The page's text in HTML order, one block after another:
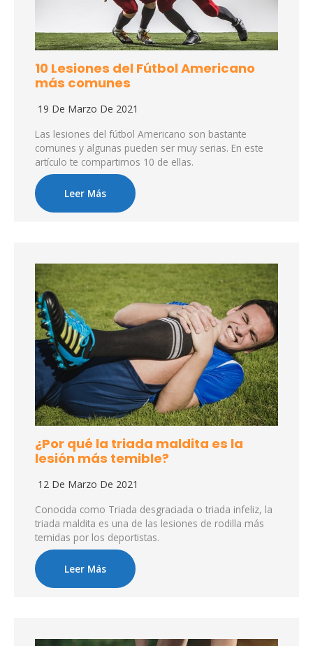
10 Lesiones del Fútbol Americano
más comunes
19 De Marzo De 2021
Las lesiones del fútbol Americano son bastante
comunes y algunas pueden ser muy serias. En este
artículo te compartimos 10 de ellas.
Leer Más
¿Por qué la triada maldita es la
lesión más temible?
12 De Marzo De 2021
Conocida como Triada desgraciada o triada infeliz, la
triada maldita es una de las lesiones de rodilla más
temidas por los deportistas.
Leer Más